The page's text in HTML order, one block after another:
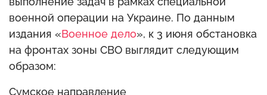
военной операции на Украине. По данным
издания «Военное дело», к 3 июня обстановка
на фронтах зоны СВО выглядит следующим
образом:
Сумское направление